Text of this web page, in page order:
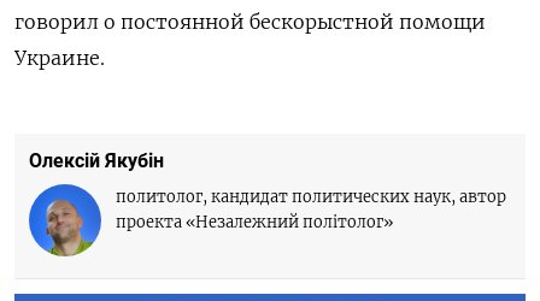
говорил о постоянной бескорыстной помощи
Украине.
Олексій Якубін
политолог, кандидат политических наук, автор
проекта «Незалежний політолог»